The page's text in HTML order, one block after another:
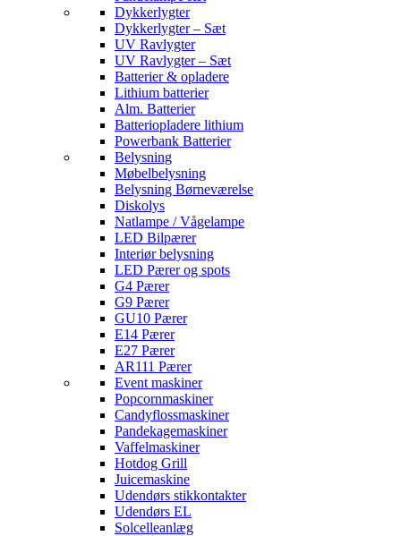
Dykkerlygter
Dykkerlygter – Sæt
UV Ravlygter
UV Ravlygter – Sæt
Batterier & opladere
Lithium batterier
Alm. Batterier
Batteriopladere lithium
Powerbank Batterier
Belysning
Møbelbelysning
Belysning Børneværelse
Diskolys
Natlampe / Vågelampe
LED Bilpærer
Interiør belysning
LED Pærer og spots
G4 Pærer
G9 Pærer
GU10 Pærer
E14 Pærer
E27 Pærer
AR111 Pærer
Event maskiner
Popcornmaskiner
Candyflossmaskiner
Pandekagemaskiner
Vaffelmaskiner
Hotdog Grill
Juicemaskine
Udendørs stikkontakter
Udendørs EL
Solcelleanlæg